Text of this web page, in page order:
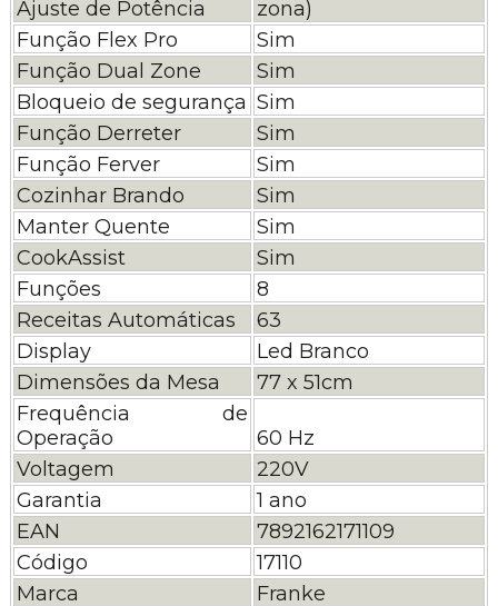
Ajuste de Potência
zona)
Função Flex Pro
Sim
Função Dual Zone
Sim
Bloqueio de segurança Sim
Função Derreter
Sim
Função Ferver
Sim
Cozinhar Brando
Sim
Manter Quente
Sim
CookAssist
Sim
Funções
8
Receitas Automáticas
63
Display
Led Branco
Dimensões da Mesa
77 x 51cm
Frequência de
Operação
60 Hz
Voltagem
220V
Garantia
1 ano
EAN
7892162171109
Código
17110
Marca
Franke